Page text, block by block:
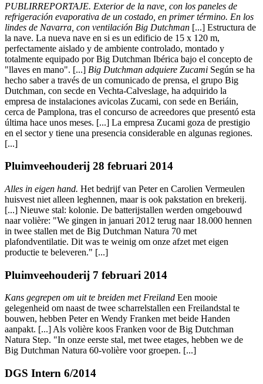
PUBLIRREPORTAJE. Exterior de la nave, con los paneles de
refrigeración evaporativa de un costado, en primer término. En los
lindes de Navarra, con ventilación Big Dutchman [...] Estructura de
la nave. La nueva nave en si es un edificio de 15 x 120 m,
perfectamente aislado y de ambiente controlado, montado y
totalmente equipado por Big Dutchman Ibérica bajo el concepto de
"llaves en mano". [...] Big Dutchman adquiere Zucami Según se ha
hecho saber a través de un comunicado de prensa, el grupo Big
Dutchman, con secde en Vechta-Calveslage, ha adquirido la
empresa de instalaciones avicolas Zucami, con sede en Beriáin,
cerca de Pamplona, tras el concurso de acreedores que presentó esta
última hace unos meses. [...] La empresa Zucami goza de prestigio
en el sector y tiene una presencia considerable en algunas regiones.
[...]
Pluimveehouderij 28 februari 2014
Alles in eigen hand. Het bedrijf van Peter en Carolien Vermeulen
huisvest niet alleen leghennen, maar is ook pakstation en brekerij.
[...] Nieuwe stal: kolonie. De batterijstallen werden omgebouwd
naar volière: "We gingen in januari 2012 terug naar 18.000 hennen
in twee stallen met de Big Dutchman Natura 70 met
plafondventilatie. Dit was te weinig om onze afzet met eigen
productie te beleveren." [...]
Pluimveehouderij 7 februari 2014
Kans gegrepen om uit te breiden met Freiland Een mooie
gelegenheid om naast de twee scharrelstallen een Freilandstal te
bouwen, hebben Peter en Wendy Franken met beide Handen
aanpakt. [...] Als volière koos Franken voor de Big Dutchman
Natura Step. "In onze eerste stal, met twee etages, hebben we de
Big Dutchman Natura 60-volière voor groepen. [...]
DGS Intern 6/2014